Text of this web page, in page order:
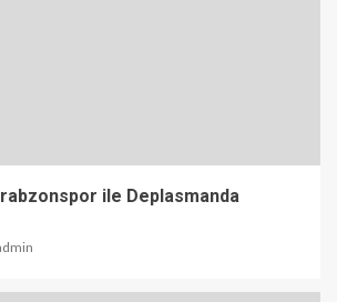
ile Deplasmanda